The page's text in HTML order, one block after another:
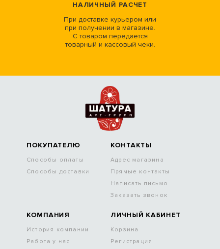
НАЛИЧНЫЙ РАСЧЕТ
При доставке курьером или
при получении в магазине.
С товаром передается
товарный и кассовый чеки.
ПОКУПАТЕЛЮ
Способы оплаты
Способы доставки
КОНТАКТЫ
Адрес магазина
Прямые контакты
Написать письмо
Заказать звонок
КОМПАНИЯ
История компании
Работа у нас
ЛИЧНЫЙ КАБИНЕТ
Корзина
Регистрация